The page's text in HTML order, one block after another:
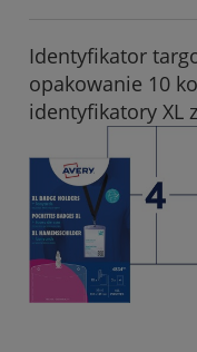
Identyfikator
opakowanie 10
identyfikatory XL